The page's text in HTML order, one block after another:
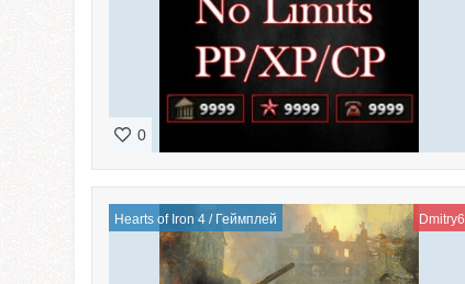
0
Hearts of Iron 4 / Геймплей Dmitry6